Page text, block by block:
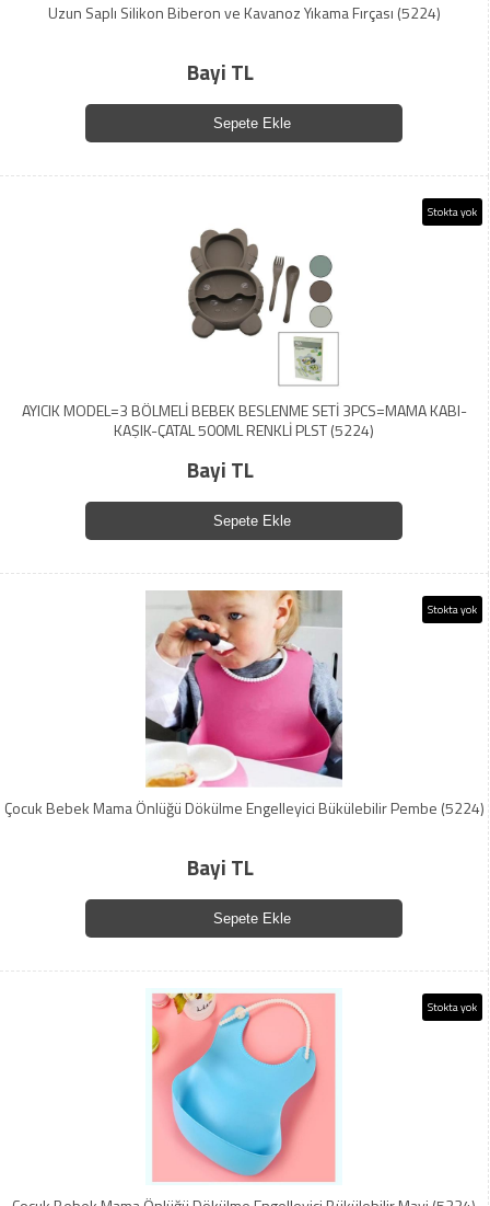
Uzun Saplı Silikon Biberon ve Kavanoz Yıkama Fırçası (5224)
Bayi TL
Sepete Ekle
Stokta yok
AYICIK MODEL=3 BÖLMELİ BEBEK BESLENME SETİ 3PCS=MAMA KABI-
KAŞIK-ÇATAL 500ML RENKLİ PLST (5224)
Bayi TL
Sepete Ekle
Stokta yok
Çocuk Bebek Mama Önlüğü Dökülme Engelleyici Bükülebilir Pembe (5224)
Bayi TL
Sepete Ekle
Stokta yok